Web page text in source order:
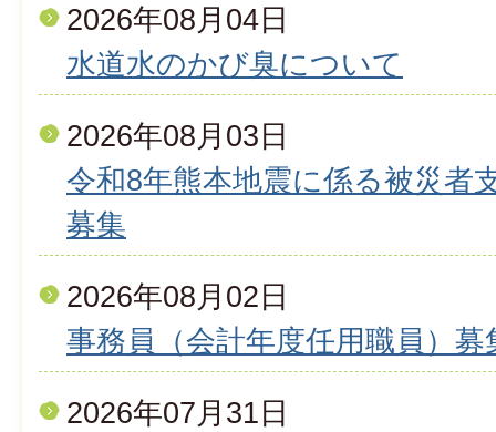
2026年08月04日
水道水のかび臭について
2026年08月03日
令和8年熊本地震に係る被災者
募集
2026年08月02日
事務員（会計年度任用職員）募
2026年07月31日